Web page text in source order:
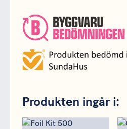
Produkten ingår i: